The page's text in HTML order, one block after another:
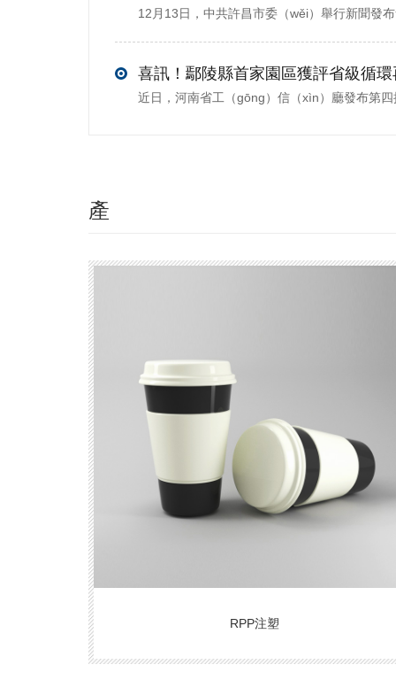
產
（chǎn）
品推薦
RPP注塑